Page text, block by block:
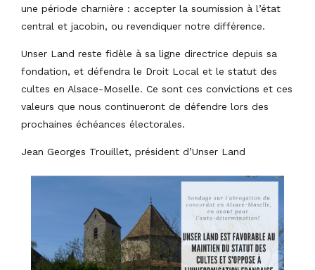
une période charnière : accepter la soumission à l’état
central et jacobin, ou revendiquer notre différence.
Unser Land reste fidèle à sa ligne directrice depuis sa
fondation, et défendra le Droit Local et le statut des
cultes en Alsace-Moselle. Ce sont ces convictions et ces
valeurs que nous continueront de défendre lors des
prochaines échéances électorales.
Jean Georges Trouillet, président d’Unser Land